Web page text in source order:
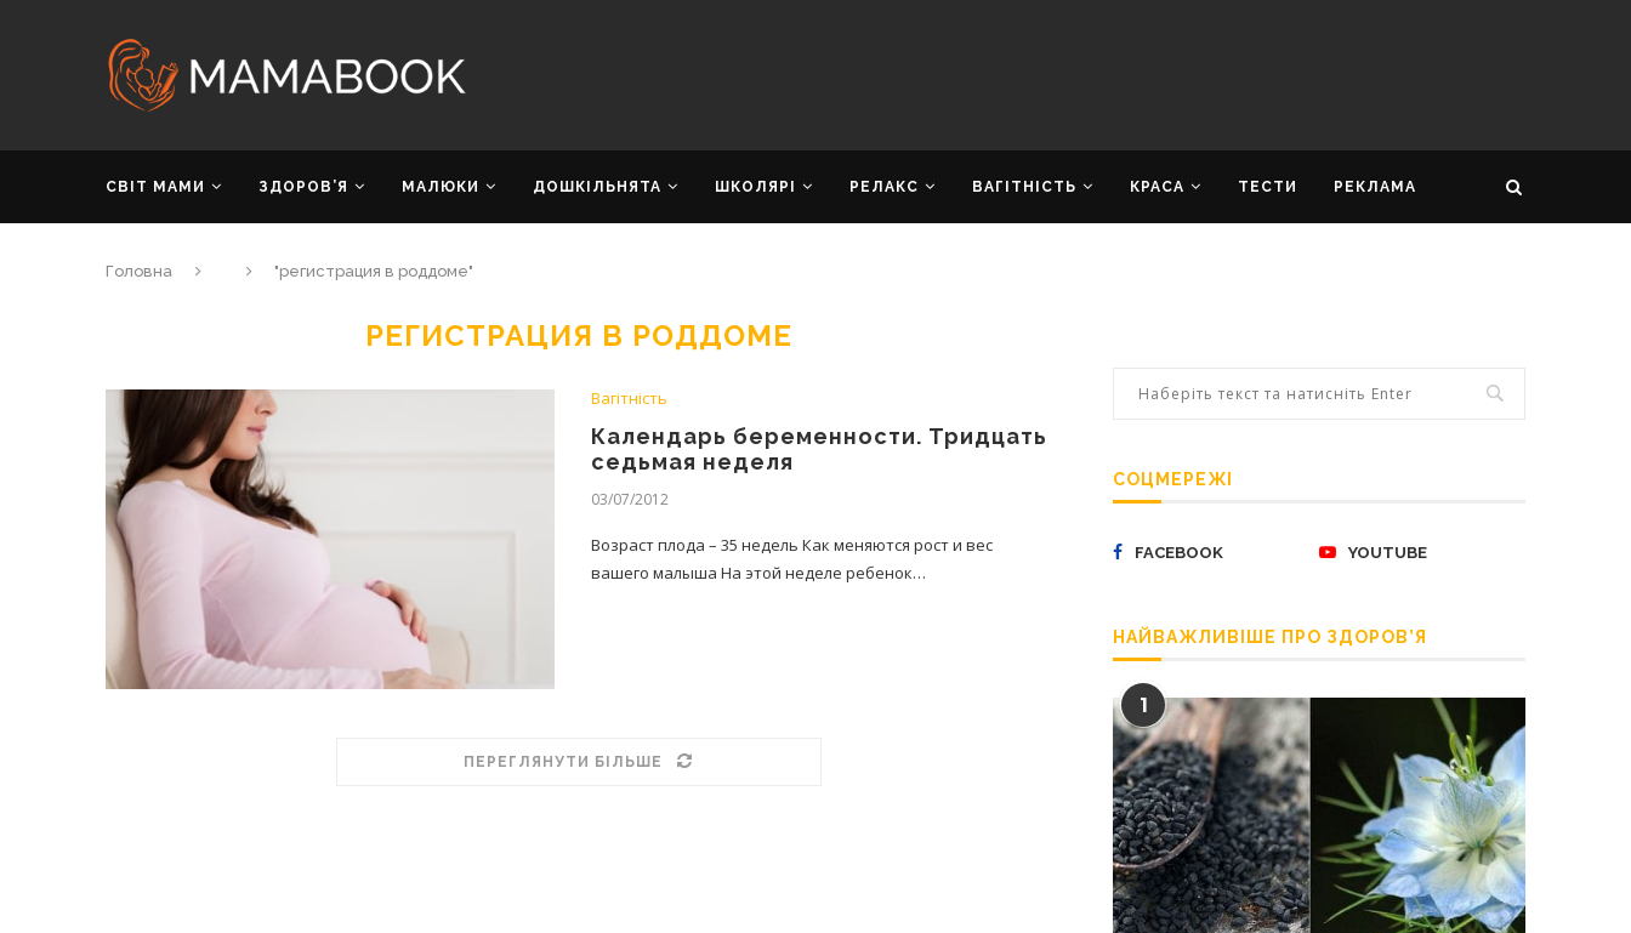
СВІТ МАМИ ЗДОРОВ’Я МАЛЮКИ ДОШКІЛЬНЯТА ШКОЛЯРІ РЕЛАКС ВАГІТНІСТЬ КРАСА ТЕСТИ РЕКЛАМА
Головна "регистрация в роддоме"
РЕГИСТРАЦИЯ В РОДДОМЕ
Вагітність
Календарь беременности. Тридцать
седьмая неделя
03/07/2012
Возраст плода – 35 недель Как меняются рост и вес
вашего малыша На этой неделе ребенок…
ПЕРЕГЛЯНУТИ БІЛЬШЕ
СОЦМЕРЕЖІ
FACEBOOK YOUTUBE
НАЙВАЖЛИВІШЕ ПРО ЗДОРОВ’Я
1